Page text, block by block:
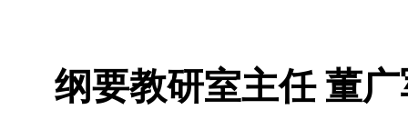
纲要教研室主任 董